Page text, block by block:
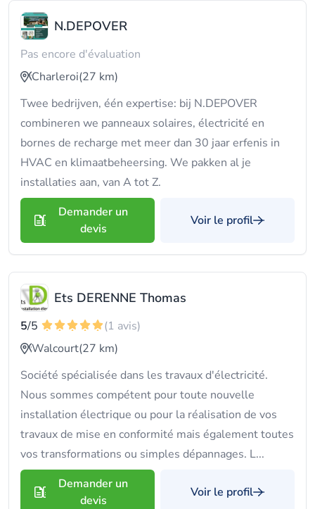
N.DEPOVER
Pas encore d'évaluation
Charleroi(27 km)
Twee bedrijven, één expertise: bij N.DEPOVER
combineren we panneaux solaires, électricité en
bornes de recharge met meer dan 30 jaar erfenis in
HVAC en klimaatbeheersing. We pakken al je
installaties aan, van A tot Z.
Demander un
devis
Voir le profil
Ets DERENNE Thomas
5/5
(1 avis)
Walcourt(27 km)
Société spécialisée dans les travaux d'électricité.
Nous sommes compétent pour toute nouvelle
installation électrique ou pour la réalisation de vos
travaux de mise en conformité mais également toutes
vos transformations ou simples dépannages. L...
Demander un
devis
Voir le profil